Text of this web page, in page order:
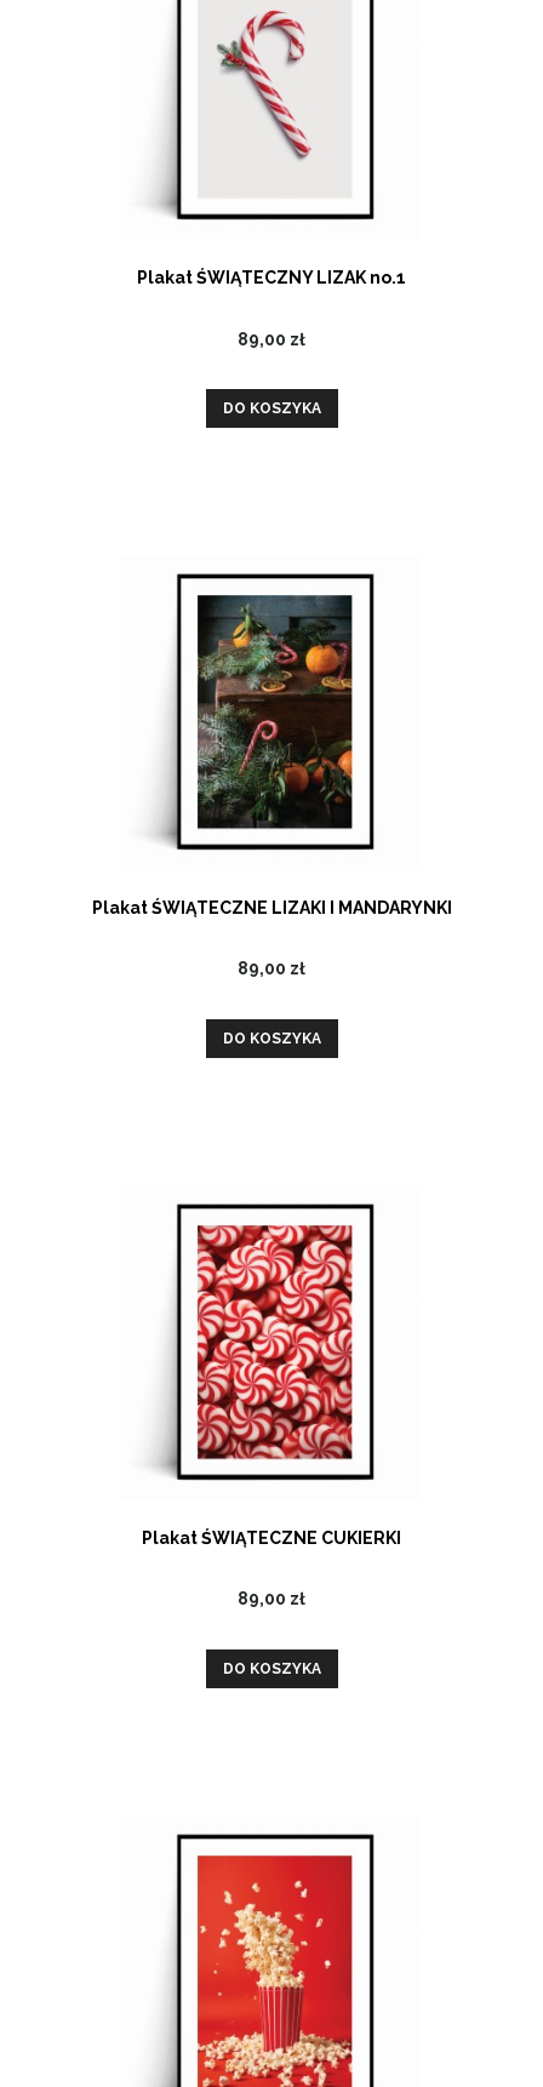
Plakat ŚWIĄTECZNY LIZAK no.1
89,00 zł
DO KOSZYKA
Plakat ŚWIĄTECZNE LIZAKI I MANDARYNKI
89,00 zł
DO KOSZYKA
Plakat ŚWIĄTECZNE CUKIERKI
89,00 zł
DO KOSZYKA